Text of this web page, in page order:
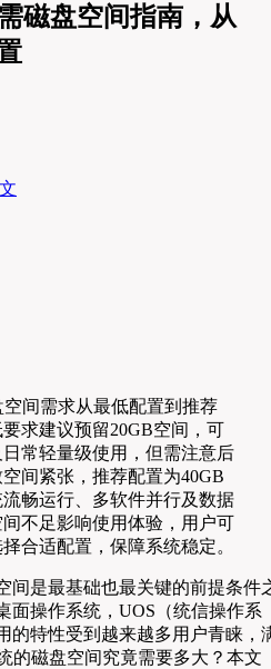
磁盘空间指南，从
间需求从最低配置到推荐
求建议预留20GB空间，可
常轻量级使用，但需注意后
间紧张，推荐配置为40GB
畅运行、多软件并行及数据
不足影响使用体验，用户可
合适配置，保障系统稳定。
间是最基础也最关键的前提条件
面操作系统，UOS（统信操作系
的特性受到越来越多用户青睐，
的磁盘空间究竟需要多大？本文